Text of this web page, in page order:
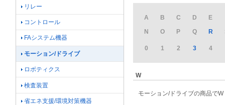
A B C D E
N
O P Q R
0 1 2 3 4
W
モーション/ドライブの商品で
リレー
コントロール
FAシステム機器
モーション/ドライブ
ロボティクス
検査装置
省エネ支援/環境対策機器